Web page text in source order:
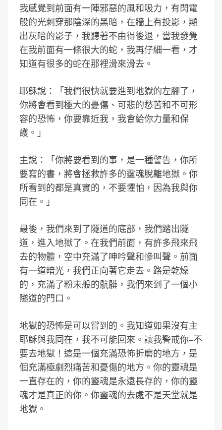
我感覺到前面有一陣邪惡的風和吸力，有閃電
般的光刺穿那陰深的黑暗，在牆上有投影，顯
出灰暗的影子，我聽著不由得後退，當我發覺
在我前面有一條很大的蛇，我再仔細一看，才
知道有很多的蛇在那裡滑來滑去。
耶穌說：「我們很快就要進到地獄的左腳了，
你將會看到極大的憂傷、可悲的愁苦和不可形
容的恐怖，你要靠近我，我會給你力量和保
護。」
主說：「你將要看到的事，是一種警告，你所
要寫的書，將會拯救許多的靈魂脫離地獄。你
所看到的都是真實的，不要懼怕，因為我與你
同在。」
最後，我們來到了隧道的底部，我們踏出隧
道，進入地獄了。在我們前面，有許多飛來飛
去的物體，空中充滿了呻吟聲和慘叫聲。前面
有一道暗光，我們正向著它走去。路是乾燥
的，充滿了粉末般的骯髒，我們來到了一個小
隧道的門口。
地獄的恐怖是可以嘗到的。我知道如果沒有主
耶穌與我同在，我不可能回來。讓我警戒你–不
要去地獄！這是一個充滿恐怖折磨的地方，是
個充滿極劇烈痛苦和憂傷的地方。你的靈魂是
一直存在的，你的靈魂是永遠長存的，你的靈
魂才是真正的你。你靈魂的去處不是天堂就是
地獄。